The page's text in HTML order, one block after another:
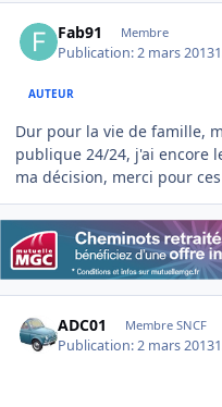
Fab91 Membre
Publication:2 mars 2013
AUTEUR
Dur pour la vie de famille,
publique 24/24, j'ai encore
ma décision, merci pour
ADC01 Membre SNCF
Publication:2 mars 2013